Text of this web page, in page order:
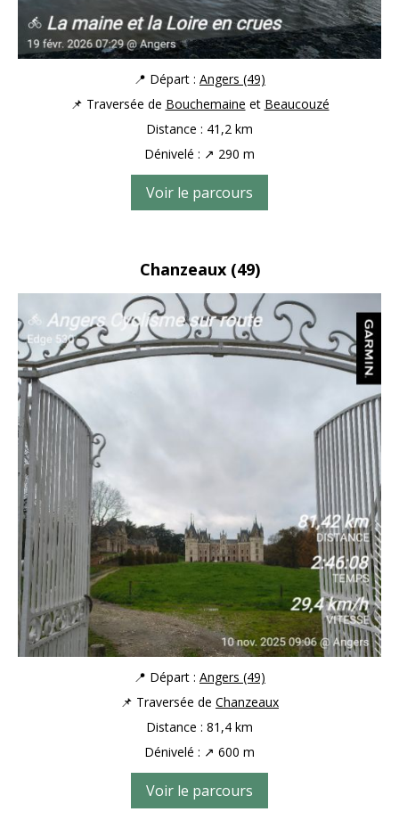
📍 Départ : Angers (49)
📌 Traversée de Bouchemaine et Beaucouzé
Distance : 41,2 km
Dénivelé : ↗ 290 m
Voir le parcours
Chanzeaux (49)
📍 Départ : Angers (49)
📌 Traversée de Chanzeaux
Distance : 81,4 km
Dénivelé : ↗ 600 m
Voir le parcours